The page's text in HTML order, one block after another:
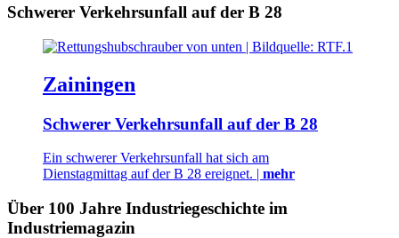
Schwerer Verkehrsunfall auf der B 28
Zainingen
Schwerer Verkehrsunfall auf der B 28
Ein schwerer Verkehrsunfall hat sich am
Dienstagmittag auf der B 28 ereignet. | mehr
Über 100 Jahre Industriegeschichte im
Industriemagazin